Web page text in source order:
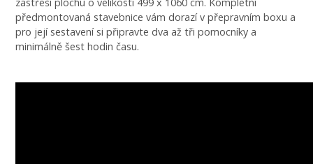
předmontovaná stavebnice vám dorazí v přepravním boxu a
pro její sestavení si připravte dva až tři pomocníky a
minimálně šest hodin času.